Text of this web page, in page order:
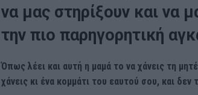
να μας στηρίξουν και να
την πιο παρηγορητική
Όπως λέει και αυτή η μαμά το να χάνεις τη
χάνεις κι ένα κομμάτι του εαυτού σου, και